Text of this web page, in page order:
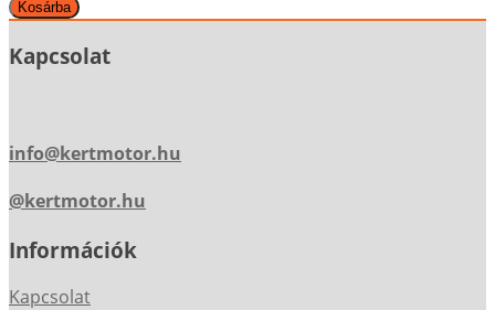
Kapcsolat
info@kertmotor.hu
@kertmotor.hu
Információk
Kapcsolat